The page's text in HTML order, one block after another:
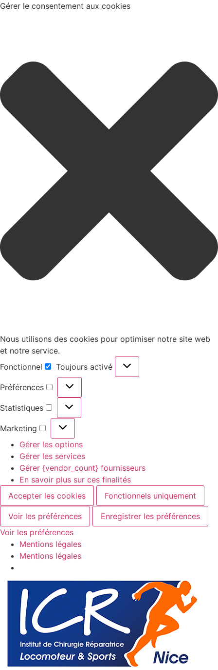
Gérer le consentement aux cookies
Nous utilisons des cookies pour optimiser notre site web
et notre service.
Fonctionnel
Toujours activé
Préférences
Statistiques
Marketing
Gérer les options
Gérer les services
Gérer {vendor_count} fournisseurs
En savoir plus sur ces finalités
Accepter les cookies
Fonctionnels uniquement
Voir les préférences
Enregistrer les préférences
Voir les préférences
Mentions légales
Mentions légales